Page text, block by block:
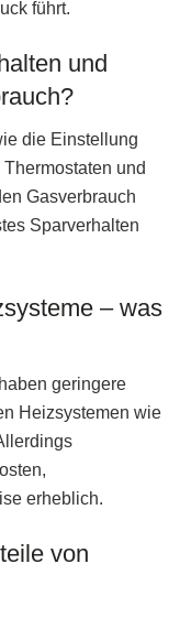
führt.
und
die Einstellung
und
Gasverbrauch
Sparverhalten
– was
geringere
Heizsystemen wie
erheblich.
von